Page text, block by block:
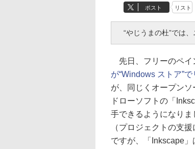
ポスト リスト
“やじうまの杜”では、
先日、フリーのペイ
が“Windows ストア”
が、同じくオープン
ドローソフトの「
手できるようになり
（プロジェクトの支
ですが、「Inkscape」